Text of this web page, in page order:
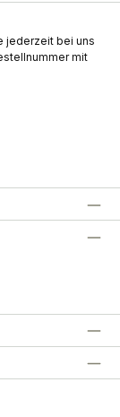
jederzeit bei uns
mit